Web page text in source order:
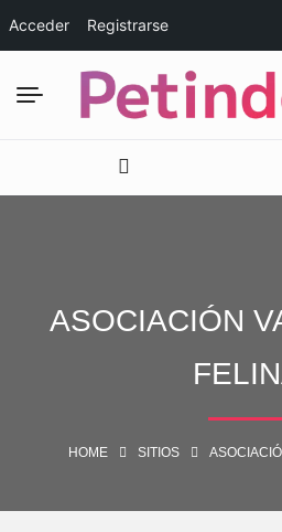
Acceder Registrarse
ASOCIACIÓN
HOME SITIOS